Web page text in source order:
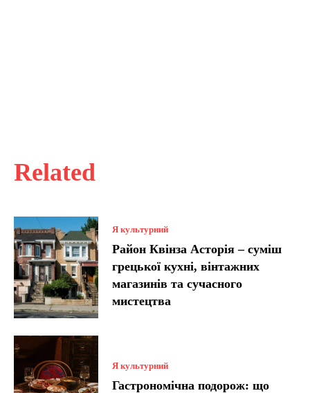
Related
Я культурний
Район Квінза Асторія – суміш
грецької кухні, вінтажних
магазинів та сучасного
мистецтва
Я культурний
Гастрономічна подорож: що